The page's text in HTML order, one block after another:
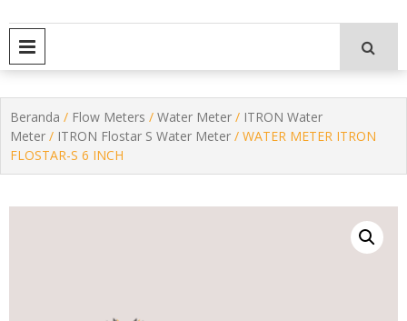
Beranda / Flow Meters / Water Meter / ITRON Water
Meter / ITRON Flostar S Water Meter / WATER METER ITRON
FLOSTAR-S 6 INCH